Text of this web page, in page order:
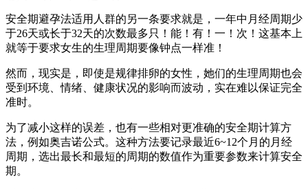
安全期避孕法适用人群的另一条要求就是，一年中月经周期少
于26天或长于32天的次数最多只！能！有！一！次！这基本上
就等于要求女生的生理周期要像钟点一样准！
然而，现实是，即使是规律排卵的女性，她们的生理周期也会
受到环境、情绪、健康状况的影响而波动，实在难以保证完全
准时。
为了减小这样的误差，也有一些相对更准确的安全期计算方
法，例如奥吉诺公式。这种方法要记录最近6~12个月的月经
周期，选出最长和最短的周期的数值作为重要参数来计算安全
期。